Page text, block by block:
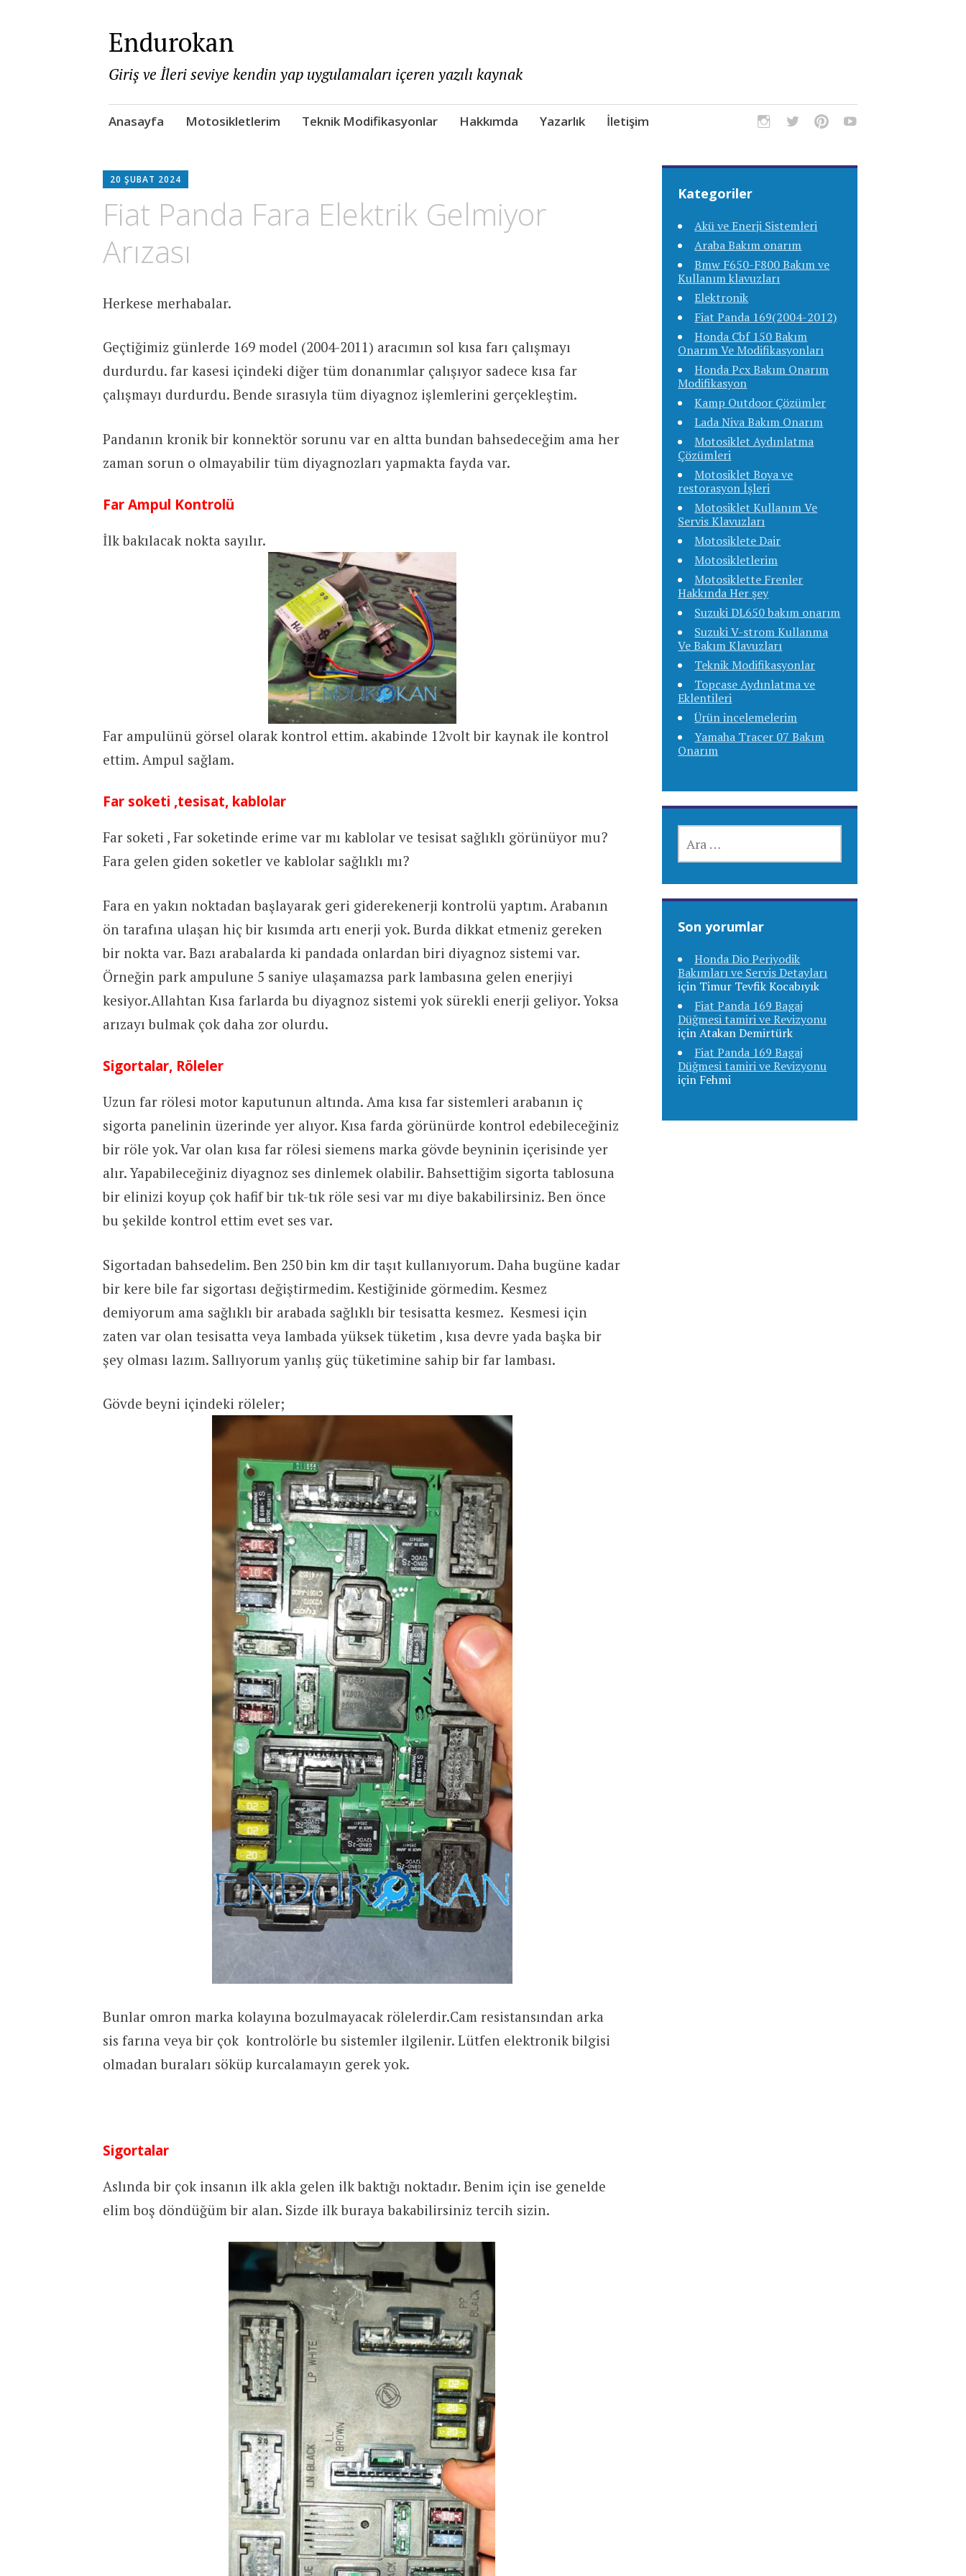
Endurokan
Giriş ve İleri seviye kendin yap uygulamaları içeren yazılı kaynak
Skip
Anasayfa Motosikletlerim Teknik Modifikasyonlar Hakkımda Yazarlık İletişim
20 ŞUBAT 2024
Fiat Panda Fara Elektrik Gelmiyor
Arızası
Herkese merhabalar.
Geçtiğimiz günlerde 169 model (2004-2011) aracımın sol kısa farı çalışmayı
durdurdu. far kasesi içindeki diğer tüm donanımlar çalışıyor sadece kısa far
çalışmayı durdurdu. Bende sırasıyla tüm diyagnoz işlemlerini gerçekleştim.
Pandanın kronik bir konnektör sorunu var en altta bundan bahsedeceğim ama her
zaman sorun o olmayabilir tüm diyagnozları yapmakta fayda var.
Far Ampul Kontrolü
İlk bakılacak nokta sayılır.
Far ampulünü görsel olarak kontrol ettim. akabinde 12volt bir kaynak ile kontrol
ettim. Ampul sağlam.
Far soketi ,tesisat, kablolar
Far soketi , Far soketinde erime var mı kablolar ve tesisat sağlıklı görünüyor mu?
Fara gelen giden soketler ve kablolar sağlıklı mı?
Fara en yakın noktadan başlayarak geri giderekenerji kontrolü yaptım. Arabanın
ön tarafına ulaşan hiç bir kısımda artı enerji yok. Burda dikkat etmeniz gereken
bir nokta var. Bazı arabalarda ki pandada onlardan biri diyagnoz sistemi var.
Örneğin park ampulune 5 saniye ulaşamazsa park lambasına gelen enerjiyi
kesiyor.Allahtan Kısa farlarda bu diyagnoz sistemi yok sürekli enerji geliyor. Yoksa
arızayı bulmak çok daha zor olurdu.
Sigortalar, Röleler
Uzun far rölesi motor kaputunun altında. Ama kısa far sistemleri arabanın iç
sigorta panelinin üzerinde yer alıyor. Kısa farda görünürde kontrol edebileceğiniz
bir röle yok. Var olan kısa far rölesi siemens marka gövde beyninin içerisinde yer
alır. Yapabileceğiniz diyagnoz ses dinlemek olabilir. Bahsettiğim sigorta tablosuna
bir elinizi koyup çok hafif bir tık-tık röle sesi var mı diye bakabilirsiniz. Ben önce
bu şekilde kontrol ettim evet ses var.
Sigortadan bahsedelim. Ben 250 bin km dir taşıt kullanıyorum. Daha bugüne kadar
bir kere bile far sigortası değiştirmedim. Kestiğinide görmedim. Kesmez
demiyorum ama sağlıklı bir arabada sağlıklı bir tesisatta kesmez. Kesmesi için
zaten var olan tesisatta veya lambada yüksek tüketim , kısa devre yada başka bir
şey olması lazım. Sallıyorum yanlış güç tüketimine sahip bir far lambası.
Gövde beyni içindeki röleler;
Bunlar omron marka kolayına bozulmayacak rölelerdir.Cam resistansından arka
sis farına veya bir çok kontrolörle bu sistemler ilgilenir. Lütfen elektronik bilgisi
olmadan buraları söküp kurcalamayın gerek yok.
Sigortalar
Aslında bir çok insanın ilk akla gelen ilk baktığı noktadır. Benim için ise genelde
elim boş döndüğüm bir alan. Sizde ilk buraya bakabilirsiniz tercih sizin.
Kategoriler
Akü ve Enerji Sistemleri
Araba Bakım onarım
Bmw F650-F800 Bakım ve
Kullanım klavuzları
Elektronik
Fiat Panda 169(2004-2012)
Honda Cbf 150 Bakım
Onarım Ve Modifikasyonları
Honda Pcx Bakım Onarım
Modifikasyon
Kamp Outdoor Çözümler
Lada Niva Bakım Onarım
Motosiklet Aydınlatma
Çözümleri
Motosiklet Boya ve
restorasyon İşleri
Motosiklet Kullanım Ve
Servis Klavuzları
Motosiklete Dair
Motosikletlerim
Motosiklette Frenler
Hakkında Her şey
Suzuki DL650 bakım onarım
Suzuki V-strom Kullanma
Ve Bakım Klavuzları
Teknik Modifikasyonlar
Topcase Aydınlatma ve
Eklentileri
Ürün incelemelerim
Yamaha Tracer 07 Bakım
Onarım
Son yorumlar
Honda Dio Periyodik
Bakımları ve Servis Detayları
için Timur Tevfik Kocabıyık
Fiat Panda 169 Bagaj
Düğmesi tamiri ve Revizyonu
içinAtakan Demirtürk
Fiat Panda 169 Bagaj
Düğmesi tamiri ve Revizyonu
için Fehmi